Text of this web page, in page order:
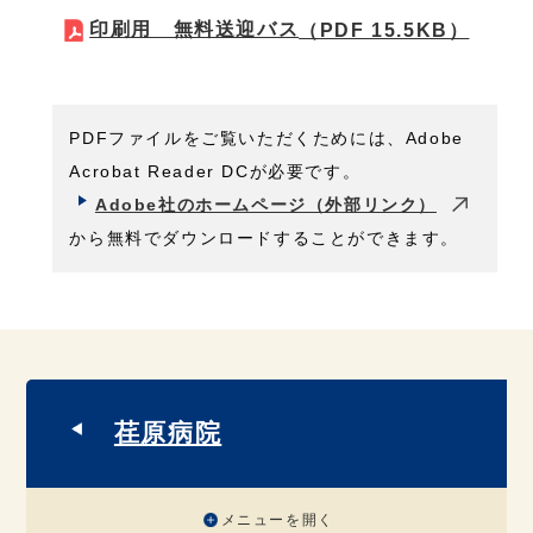
印刷用 無料送迎バス （PDF 15.5KB）
PDFファイルをご覧いただくためには、Adobe
Acrobat Reader DCが必要です。
Adobe社のホームページ（外部リンク）
から無料でダウンロードすることができます。
荏原病院
メニューを開く